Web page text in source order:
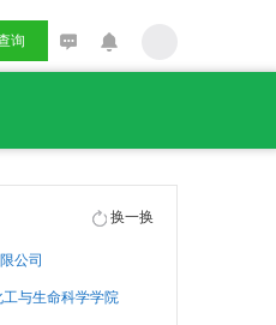
询
换一换
公司
与生命科学学院